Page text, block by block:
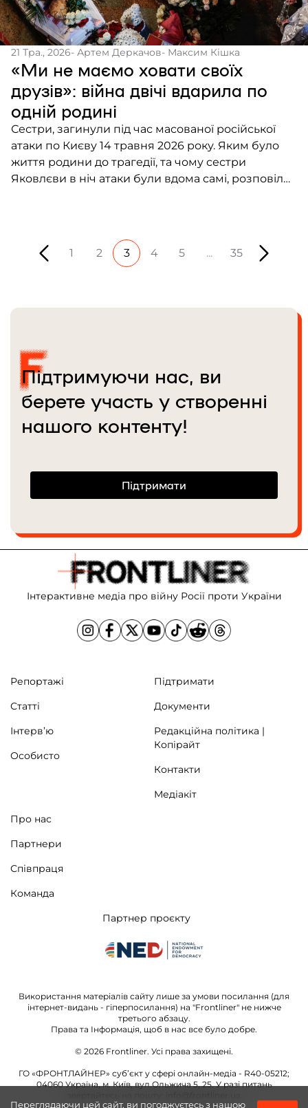
Переглядаючи цей сайт, ви погоджуєтесь з нашою
21 Тра., 2026- Артем Деркачов- Максим Кішка
«Ми не маємо ховати своїх
друзів»: війна двічі вдарила по
одній родині
Сестри, загинули під час масованої російської
атаки по Києву 14 травня 2026 року. Яким було
життя родини до трагедії, та чому сестри
Яковлєви в ніч атаки були вдома самі, розповіли
1 2 3 4 5 ... 35
Підтримуючи нас, ви
берете участь у створенні
нашого контенту!
Підтримати
Інтерактивне медіа про війну Росії проти України
Репортажі
Статті
Інтерв’ю
Особисто
Підтримати
Документи
Редакційна політика |
Копірайт
Контакти
Медіакіт
Про нас
Партнери
Співпраця
Команда
Партнер проєкту
Використання матеріалів сайту лише за умови посилання (для
інтернет-видань - гіперпосилання) на "Frontliner" не нижче
третього абзацу.
Права та Інформація, щоб в нас все було добре.
© 2026 Frontliner. Усі права захищені.
ГО «ФРОНТЛАЙНЕР» суб’єкт у сфері онлайн-медіа - R40-05212;
04060 Україна, м. Київ, вул.Ольжича 5, 25. У разі питань